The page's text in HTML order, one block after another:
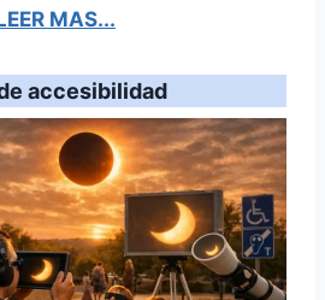
MAS...
accesibilidad